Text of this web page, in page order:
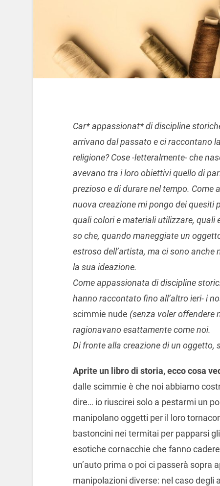
Car* appassionat* di discipline
arrivano dal passato e ci raccontano
religione? Cose -letteralmente- che
avevano tra i loro obiettivi quello di
prezioso e di durare nel tempo.
nuova creazione mi pongo dei quesiti
quali colori e materiali utilizzare, quali
so che, quando maneggiate un
estroso dell’artista, ma ci sono
la sua ideazione.
Come appassionata di discipline
hanno raccontato fino all’altro ieri- i
scimmie nude (senza voler offendere
ragionavano esattamente come noi.
Di fronte alla creazione di un oggetto,
Aprite un libro di storia, ecco cosa
dalle scimmie è che noi abbiamo
dire… io riuscirei solo a pestarmi un
manipolano oggetti per il loro
bastoncini nei termitai per papparsi
esotiche cornacchie che fanno
un’auto prima o poi ci passerà sopra
manipolazioni diverse: nel caso degli